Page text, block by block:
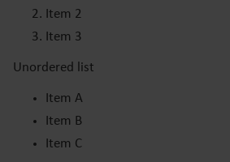
Item 2
Item 3
Unordered list
Item A
Item B
Item C